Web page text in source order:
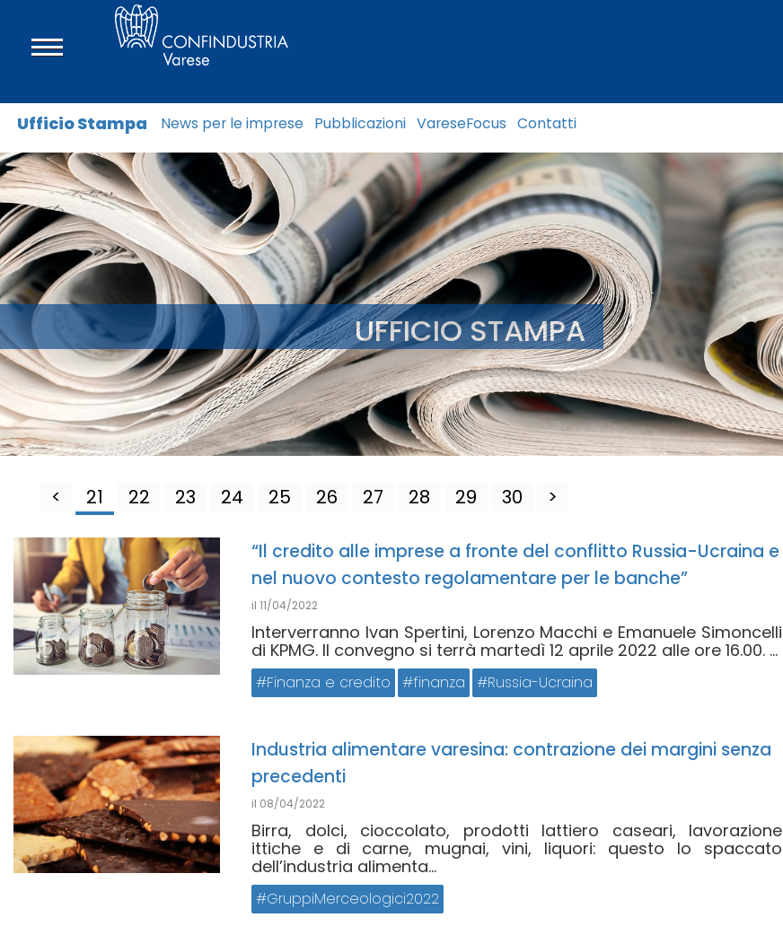
Ufficio Stampa News per le imprese Pubblicazioni VareseFocus Contatti
UFFICIO STAMPA
< 21 22 23 24 25 26 27 28 29 30 >
“Il credito alle imprese a fronte del conflitto Russia-Ucraina e
nel nuovo contesto regolamentare per le banche”
il 11/04/2022
Interverranno Ivan Spertini, Lorenzo Macchi e Emanuele Simoncelli
di KPMG. Il convegno si terrà martedì 12 aprile 2022 alle ore 16.00. ...
Finanza e credito finanza Russia-Ucraina
Industria alimentare varesina: contrazione dei margini senza
precedenti
il 08/04/2022
Birra, dolci, cioccolato, prodotti lattiero caseari, lavorazione
ittiche e di carne, mugnai, vini, liquori: questo lo spaccato
dell’industria alimenta...
GruppiMerceologici2022